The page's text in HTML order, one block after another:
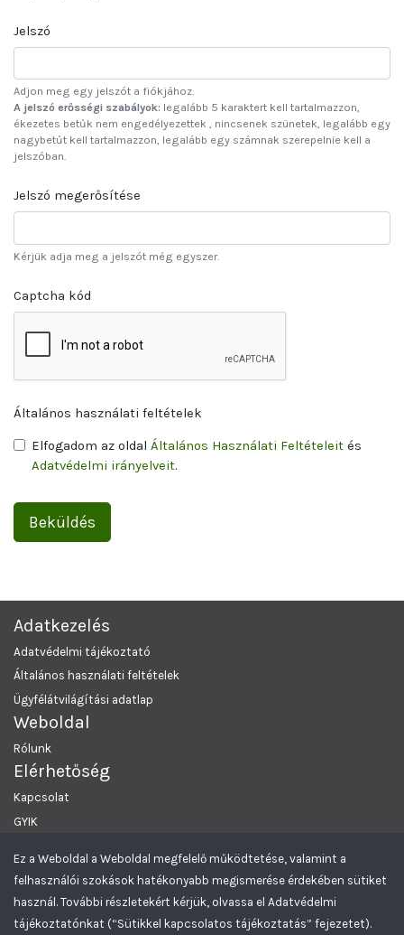
Jelszó
Adjon meg egy jelszót a fiókjához.
A jelszó erősségi szabályok: legalább 5 karaktert kell tartalmazzon,
ékezetes betűk nem engedélyezettek , nincsenek szünetek, legalább egy
nagybetűt kell tartalmazzon, legalább egy számnak szerepelnie kell a
jelszóban.
Jelszó megerősítése
Kérjük adja meg a jelszót még egyszer.
Captcha kód
Általános használati feltételek
Elfogadom az oldal Általános Használati Feltételeit és
Adatvédelmi irányelveit.
Adatkezelés
Adatvédelmi tájékoztató
Általános használati feltételek
Ügyfélátvilágítási adatlap
Weboldal
Rólunk
Elérhetőség
Kapcsolat
GYIK
MRKL Budapest© 2026 Minden Jog Fenntartva.
Greencomp Aukciós rendszer
Ez a Weboldal a Weboldal megfelelő működtetése, valamint a
felhasználói szokások hatékonyabb megismerése érdekében sütiket
használ. További részletekért kérjük, olvassa el Adatvédelmi
tájékoztatónkat (“Sütikkel kapcsolatos tájékoztatás” fejezetet).